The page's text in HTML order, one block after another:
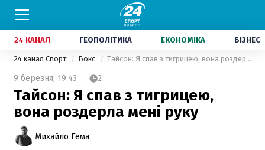
24 КАНАЛ ГЕОПОЛІТИКА ЕКОНОМІКА БІЗНЕС
24 канал Спорт Бокс Тайсон: Я спав з тигрицею, вона роздерла мені руку
9 березня, 19:43 2
Тайсон: Я спав з тигрицею,
вона роздерла мені руку
Михайло Гема